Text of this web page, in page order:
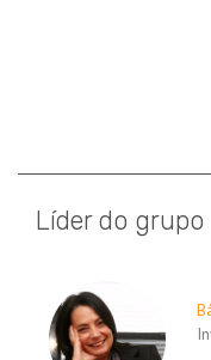
Líder do grupo